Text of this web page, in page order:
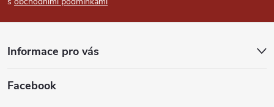
a
Informace pro vás
Facebook